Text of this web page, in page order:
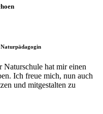
Naturschule hat mir einen
Ich freue mich, nun auch
und mitgestalten zu